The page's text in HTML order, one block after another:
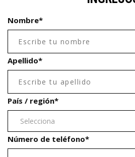
Nombre*
Apellido*
País / región*
Número de teléfono*